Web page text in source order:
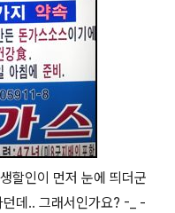
할인이 먼저 눈에 띄더군
데.. 그래서인가요? -_ -